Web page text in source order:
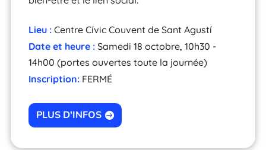
Lieu : Centre Cívic Couvent de Sant Agustí
Date et heure : Samedi 18 octobre, 10h30 -
14h00 (portes ouvertes toute la journée)
Inscription: FERMÉ
PLUS D'INFOS